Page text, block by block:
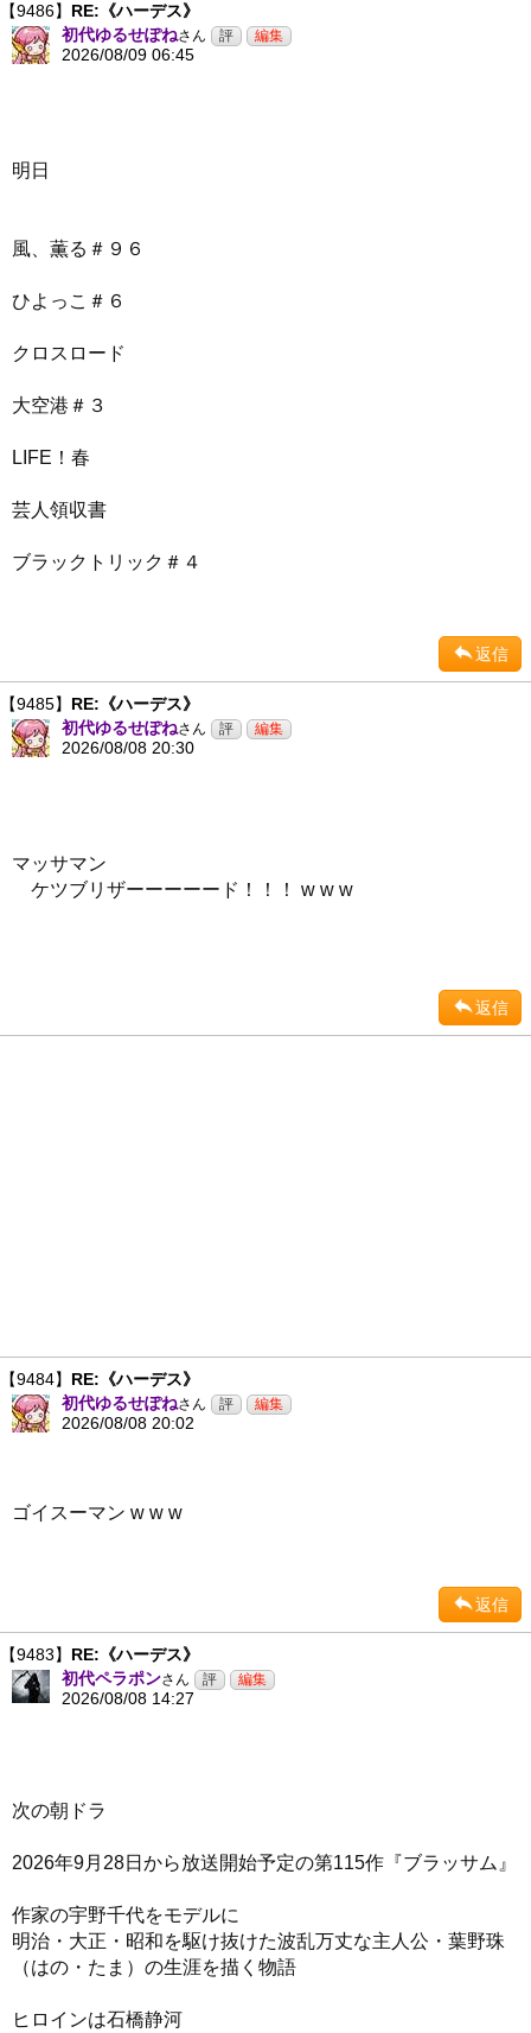
【9486】 RE:《ハーデス》
初代ゆるせぽねさん
2026/08/09 06:45
明日
風、薫る＃９６
ひよっこ＃６
クロスロード
大空港＃３
LIFE！春
芸人領収書
ブラックトリック＃４
返信
【9485】 RE:《ハーデス》
初代ゆるせぽねさん
2026/08/08 20:30
マッサマン
ケツブリザーーーーード！！！ w w w
返信
【9484】 RE:《ハーデス》
初代ゆるせぽねさん
2026/08/08 20:02
ゴイスーマン w w w
返信
【9483】 RE:《ハーデス》
初代ペラポンさん
2026/08/08 14:27
次の朝ドラ
2026年9月28日から放送開始予定の第115作『ブラッサム』
作家の宇野千代をモデルに
明治・大正・昭和を駆け抜けた波乱万丈な主人公・葉野珠
（はの・たま）の生涯を描く物語
ヒロインは石橋静河